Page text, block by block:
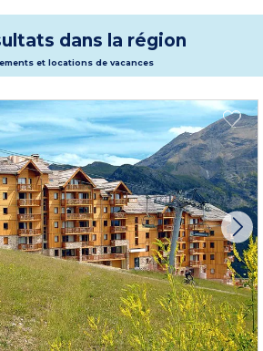
Plus d'informations
dans la région
et locations de vacances